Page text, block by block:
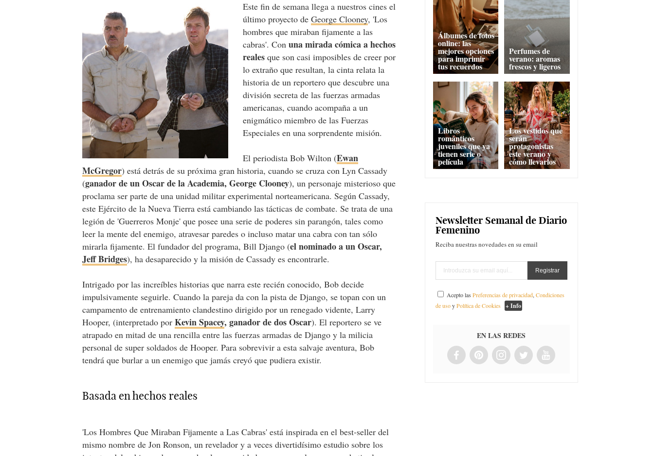
Este fin de semana llega a nuestros cines el
último proyecto deGeorge Clooney, 'Los
hombres que miraban fijamente a las
cabras'. Conuna mirada cómica a hechos
reales que son casi imposibles de creer por
lo extraño que resultan, la cinta relata la
historia de un reportero que descubre una
división secreta de las fuerzas armadas
americanas, cuando acompaña a un
enigmático miembro de las Fuerzas
Especiales en una sorprendente misión.
El periodista Bob Wilton (Ewan
McGregor) está detrás de su próxima gran historia, cuando se cruza con Lyn Cassady
(ganador de un Oscar de la Academia, George Clooney), un personaje misterioso que
proclama ser parte de una unidad militar experimental norteamericana. Según Cassady,
este Ejército de la Nueva Tierra está cambiando las tácticas de combate. Se trata de una
legión de 'Guerreros Monje' que posee una serie de poderes sin parangón, tales como
leer la mente del enemigo, atravesar paredes o incluso matar una cabra con tan sólo
mirarla fijamente. El fundador del programa, Bill Django (el nominado a un Oscar,
Jeff Bridges), ha desaparecido y la misión de Cassady es encontrarle.
Intrigado por las increíbles historias que narra este recién conocido, Bob decide
impulsivamente seguirle. Cuando la pareja da con la pista de Django, se topan con un
campamento de entrenamiento clandestino dirigido por un renegado vidente, Larry
Hooper, (interpretado porKevin Spacey, ganador de dos Oscar). El reportero se ve
atrapado en mitad de una rencilla entre las fuerzas armadas de Django y la milicia
personal de super soldados de Hooper. Para sobrevivir a esta salvaje aventura, Bob
tendrá que burlar a un enemigo que jamás creyó que pudiera existir.
Basada en hechos reales
'Los Hombres Que Miraban Fijamente a Las Cabras' está inspirada en el best-seller del
mismo nombre de Jon Ronson, un revelador y a veces divertidísimo estudio sobre los
Álbumes de fotos
online: las
mejores opciones
para imprimir
tus recuerdos
Perfumes de
verano: aromas
frescos y ligeros
Libros
románticos
juveniles que ya
tienen serie o
película
Los vestidos que
serán
protagonistas
este verano y
cómo llevarlos
Newsletter Semanal de Diario
Femenino
Reciba nuestras novedades en su email
Acepto lasPreferencias de privacidad,Condiciones
de usoyPolítica de Cookies + Info
EN LAS REDES